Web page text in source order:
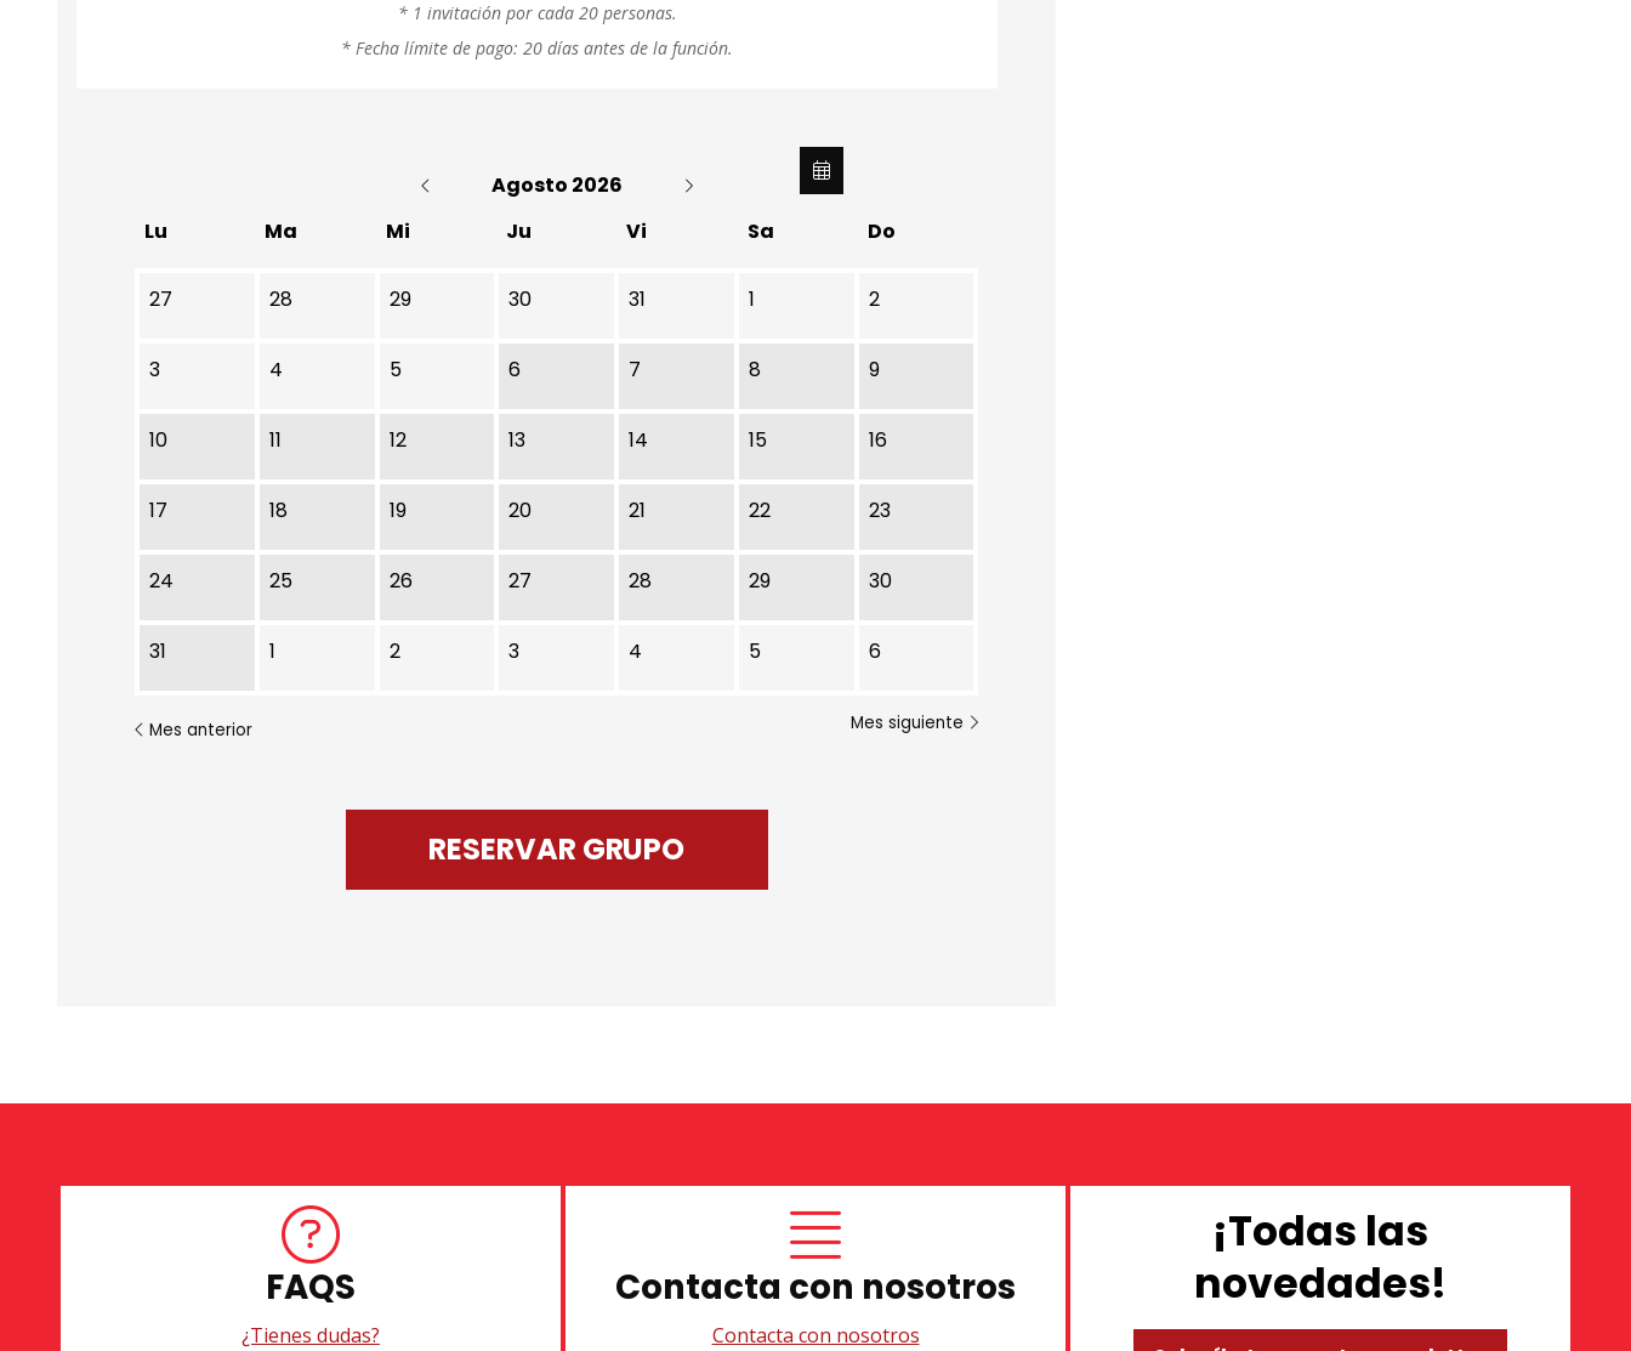
* 1 invitación por cada 20 personas.
* Fecha límite de pago: 20 días antes de la función.
Agosto 2026
Lu
Ma Mi Ju Vi Sa Do
No hay ninguna actividad este mes
27 28 29 30 31 1 2
3 4 5 6 7 8 9
10 11 12 13 14 15 16
17 18 19 20 21 22 23
24 25 26 27 28 29 30
31 1 2 3 4 5 6
Mes anterior Mes siguiente
RESERVAR GRUPO
FAQS
¿Tienes dudas?
Contacta con nosotros
Contacta con nosotros
¡Todas las
novedades!